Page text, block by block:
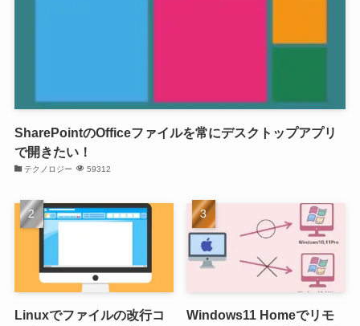
SharePointのOfficeファイルを常にデスクトップアプリ
で開きたい！
テクノロジー 59312
Linuxでファイルの改行コ
Windows11 Homeでリモ